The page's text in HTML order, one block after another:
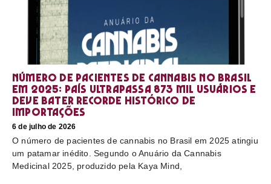
Número de pacientes de cannabis no Brasil
em 2025: país ultrapassa 873 mil usuários e
deve bater recorde histórico de
importações
6 de julho de 2026
O número de pacientes de cannabis no Brasil em 2025 atingiu
um patamar inédito. Segundo o Anuário da Cannabis
Medicinal 2025, produzido pela Kaya Mind,